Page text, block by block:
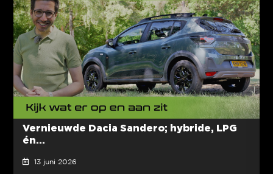
Vernieuwde Dacia Sandero; hybride, LPG
én...
13 juni 2026